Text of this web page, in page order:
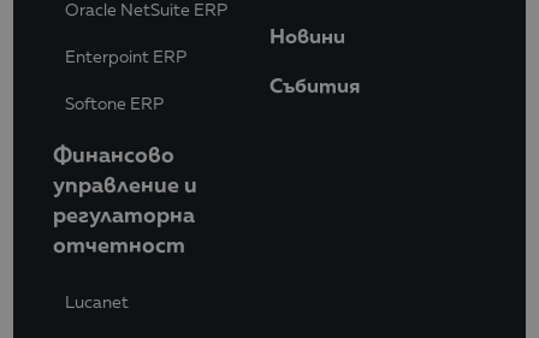
Oracle NetSuite ERP
Enterpoint ERP
Softone ERP
Финансово
управление и
регулаторна
отчетност
Lucanet
Новини
Събития